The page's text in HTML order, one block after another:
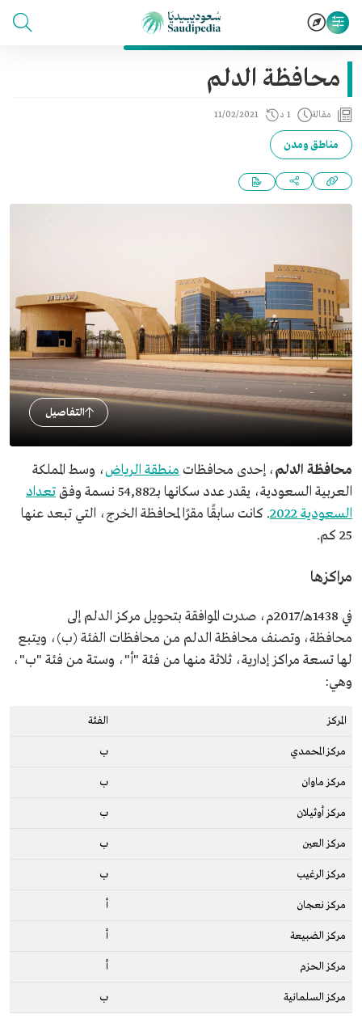
محافظة الدلم
مقالة 1 د 11/02/2021
مناطق ومدن
التفاصيل
محافظة الدلم، إحدى محافظات منطقة الرياض، وسط المملكة
العربية السعودية، يقدر عدد سكانها بـ54,882 نسمة وفق
تعداد
السعودية 2022
. كانت سابقًا مقرًا لمحافظة الخرج، التي تبعد عنها
25 كم.
مراكزها
في 1438هـ/2017م، صدرت الموافقة بتحويل مركز الدلم إلى
محافظة، وتصنف محافظة الدلم من محافظات الفئة (ب)، ويتبع
لها تسعة مراكز إدارية، ثلاثة منها من فئة "أ"، وستة من فئة "ب"،
وهي:
المركز الفئة
مركز المحمدي ب
مركز ماوان ب
مركز أوثيلان ب
مركز العين ب
مركز الرغيب ب
مركز نعجان أ
مركز الضبيعة أ
مركز الحزم أ
مركز السلمانية ب